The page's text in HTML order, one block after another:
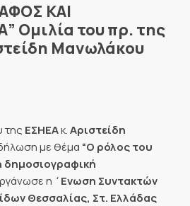
ΚΑΙ
Ομιλία του πρ. της
Μανωλάκου
της ΕΣΗΕΑκ.Αριστείδη
με θέμα “Ο ρόλος του
δημοσιογραφική
η ΄Ενωση Συντακτών
Θεσσαλίας, Στ. Ελλάδας